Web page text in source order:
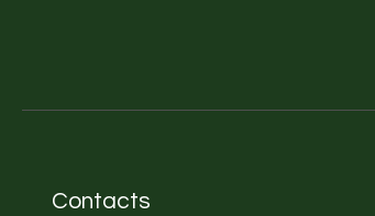
Contacts